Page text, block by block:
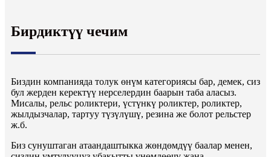
Бирдиктүү чечим
Биздин компанияда толук өнүм категориясы бар, демек, сиз
бул жерден керектүү нерселердин баарын таба аласыз.
Мисалы, рельс роликтери, үстүнкү роликтер, роликтер,
жылдызчалар, тартуу түзүлүшү, резина же болот рельстер
ж.б.
Биз сунуштаган атаандаштыкка жөндөмдүү баалар менен,